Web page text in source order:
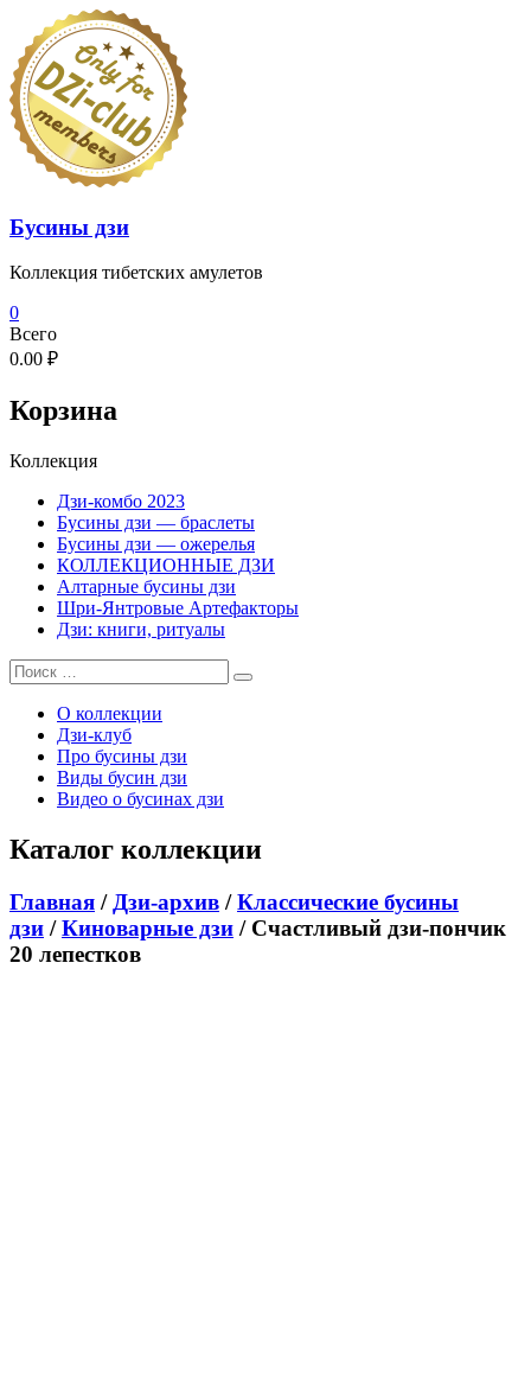
Перейти
содержимому
Бусины дзи
Коллекция тибетских амулетов
0
Всего
0.00 ₽
Корзина
Коллекция
Дзи-комбо 2023
Бусины дзи — браслеты
Бусины дзи — ожерелья
КОЛЛЕКЦИОННЫЕ ДЗИ
Алтарные бусины дзи
Шри-Янтровые Артефакторы
Дзи: книги, ритуалы
О коллекции
Дзи-клуб
Про бусины дзи
Виды бусин дзи
Видео о бусинах дзи
Каталог коллекции
Главная / Дзи-архив /Классические бусины
дзи /Киноварные дзи / Счастливый дзи-пончик
20 лепестков